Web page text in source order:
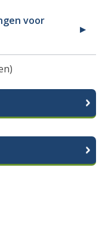
voor